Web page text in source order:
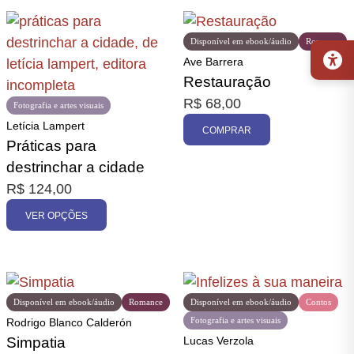
Fotografia e artes visuais
Letícia Lampert
Práticas para
destrinchar a cidade
R$ 124,00
VER OPÇÕES
Disponível em ebook/áudio Romance
Ave Barrera
Restauração
R$ 68,00
COMPRAR
Disponível em ebook/áudio Romance
Rodrigo Blanco Calderón
Simpatia
Contos
Disponível em ebook/áudio
Fotografia e artes visuais
Lucas Verzola